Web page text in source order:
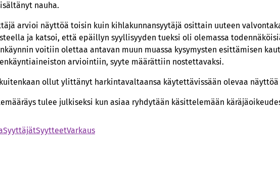
nauha.
arvioi näyttöä toisin kuin kihlakunnansyytäjä osittain uuteen
ja katsoi, että epäillyn syyllisyyden tueksi oli olemassa
voitiin olettaa antavan muun muassa kysymysten esittämisen
arviointiin, syyte määrättiin nostettavaksi.
ollut ylittänyt harkintavaltaansa käytettävissään olevaa näyttöä
tulee julkiseksi kun asiaa ryhdytään käsittelemään
SyyttäjätSyytteetVarkaus